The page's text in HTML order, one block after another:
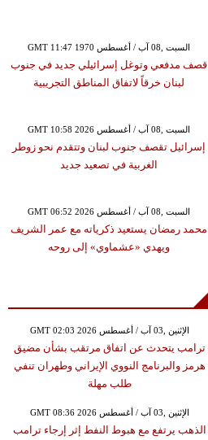
GMT 11:47 1970 السبت ,08 آب / أغسطس
قصف مدفعي وتوغل إسرائيلي جديد في جنوب
لبنان خرقاً لاتفاق المناطق التجريبية
GMT 10:58 2026 السبت ,08 آب / أغسطس
إسرائيل تقصف جنوب لبنان وتتقدم نحو زوطر
الغربية في تصعيد جديد
GMT 06:52 2026 السبت ,08 آب / أغسطس
محمد رمضان يستعيد ذكرياته مع عمر الشريف
ويهدي «عشماوي» إلى روحه
GMT 02:03 2026 الإثنين ,03 آب / أغسطس
ترامب يتحدث عن اتفاق مرتقب بشأن مضيق
هرمز والبرنامج النووي الإيراني وطهران تنفي
طلب مهلة
GMT 08:36 2026 الإثنين ,03 آب / أغسطس
الذهب يرتفع مع هبوط النفط إثر إرجاء ترامب